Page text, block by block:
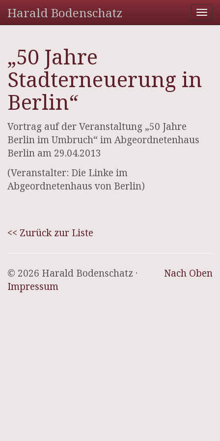
Harald Bodenschatz
„50 Jahre
Stadterneuerung in
Berlin“
Vortrag auf der Veranstaltung „50 Jahre
Berlin im Umbruch“ im Abgeordnetenhaus
Berlin am 29.04.2013
(Veranstalter: Die Linke im
Abgeordnetenhaus von Berlin)
<< Zurück zur Liste
Nach Oben
© 2026 Harald Bodenschatz ·
Impressum